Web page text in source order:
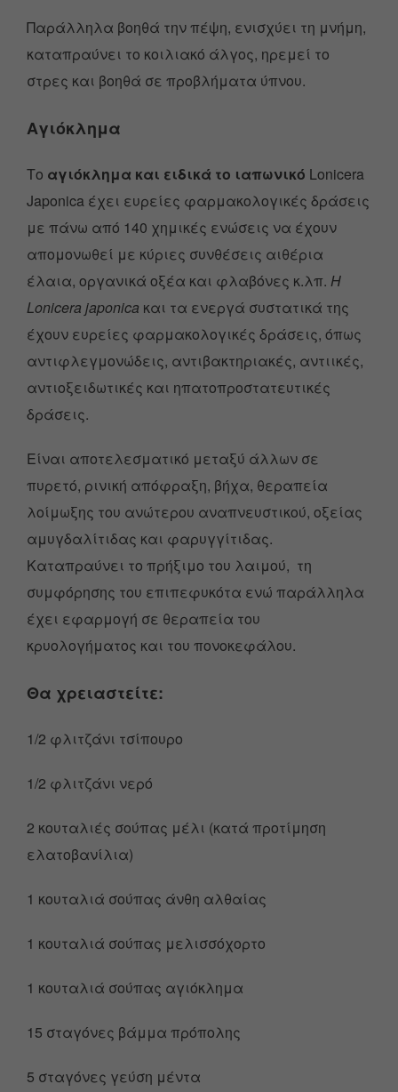
Παράλληλα βοηθά την πέψη, ενισχύει τη μνήμη,
καταπραύνει το κοιλιακό άλγος, ηρεμεί το
στρες και βοηθά σε προβλήματα ύπνου.
Αγιόκλημα
Το αγιόκλημα και ειδικά το ιαπωνικό Lonicera
Japonica έχει ευρείες φαρμακολογικές δράσεις
με πάνω από 140 χημικές ενώσεις να έχουν
απομονωθεί με κύριες συνθέσεις αιθέρια
έλαια, οργανικά οξέα και φλαβόνες κ.λπ. Η
Lonicera japonica και τα ενεργά συστατικά της
έχουν ευρείες φαρμακολογικές δράσεις, όπως
αντιφλεγμονώδεις, αντιβακτηριακές, αντιικές,
αντιοξειδωτικές και ηπατοπροστατευτικές
δράσεις.
Είναι αποτελεσματικό μεταξύ άλλων σε
πυρετό, ρινική απόφραξη, βήχα, θεραπεία
λοίμωξης του ανώτερου αναπνευστικού, οξείας
αμυγδαλίτιδας και φαρυγγίτιδας.
Καταπραύνει το πρήξιμο του λαιμού, τη
συμφόρησης του επιπεφυκότα ενώ παράλληλα
έχει εφαρμογή σε θεραπεία του
κρυολογήματος και του πονοκεφάλου.
Θα χρειαστείτε:
1/2 φλιτζάνι τσίπουρο
1/2 φλιτζάνι νερό
2 κουταλιές σούπας μέλι (κατά προτίμηση
ελατοβανίλια)
1 κουταλιά σούπας άνθη αλθαίας
1 κουταλιά σούπας μελισσόχορτο
1 κουταλιά σούπας αγιόκλημα
15 σταγόνες βάμμα πρόπολης
5 σταγόνες γεύση μέντα